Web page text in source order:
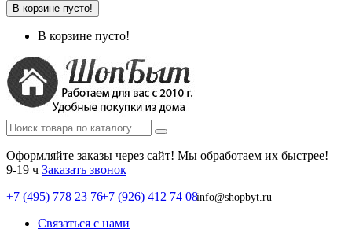
В корзине пусто!
В корзине пусто!
Оформляйте заказы через сайт! Мы обработаем их быстрее!
9-19 ч Заказать звонок
+7 (495) 778 23 76+7 (926) 412 74 08info@shopbyt.ru
Связаться с нами